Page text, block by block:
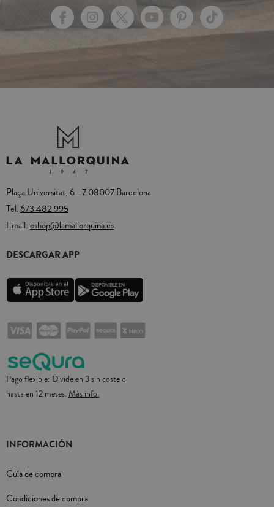
Plaça Universitat, 6 - 7 08007 Barcelona
Tel.673 482 995
Email:eshop@lamallorquina.es
DESCARGAR APP
Pago flexible: Divide en 3 sin coste o
hasta en 12 meses. Más info.
INFORMACIÓN
Guía de compra
Condiciones de compra